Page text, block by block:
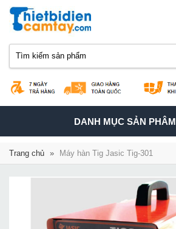
TOGGLE
NAVIGATION
DANH MỤC SẢN PHÂM
Trang chủ » Máy hàn Tig Jasic Tig-301